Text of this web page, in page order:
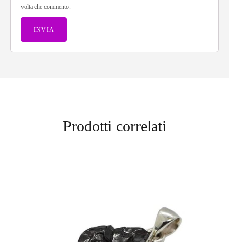
volta che commento.
Prodotti correlati